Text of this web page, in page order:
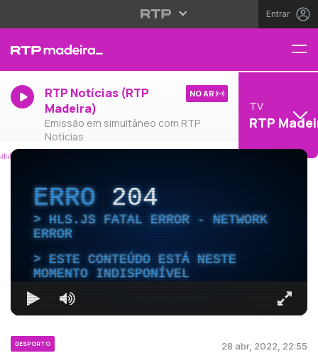
Entrar
RTP Notícias (RTP
Madeira)
Emissão em simultâneo com RTP
Notícias
NO AR
TV
RTP
ERRO204
HLS.JS FATAL ERROR - NETWORK
ERROR
ESTE CONTEÚDO ESTÁ NESTE
MOMENTO INDISPONÍVEL
DESPORTO 28 abr, 2022, 22:55